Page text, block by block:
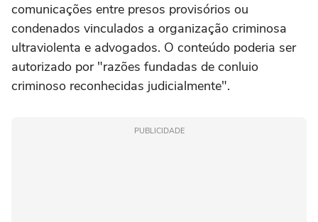
comunicações entre presos provisórios ou
condenados vinculados a organização criminosa
ultraviolenta e advogados. O conteúdo poderia ser
autorizado por "razões fundadas de conluio
criminoso reconhecidas judicialmente".
PUBLICIDADE